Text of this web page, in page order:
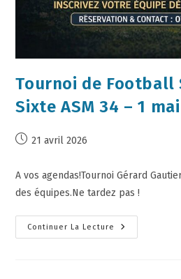
Tournoi de Football
Sixte ASM 34 – 1
21 avril 2026
A vos agendas!Tournoi Gérard
des équipes.Ne tardez pas !
Continuer La Lecture